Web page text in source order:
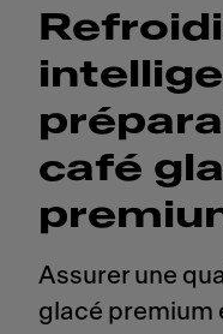
café
Assurer une
glacé premium